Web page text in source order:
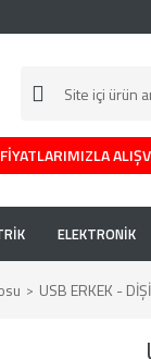
ELEKTRONİK
USB ERKEK -